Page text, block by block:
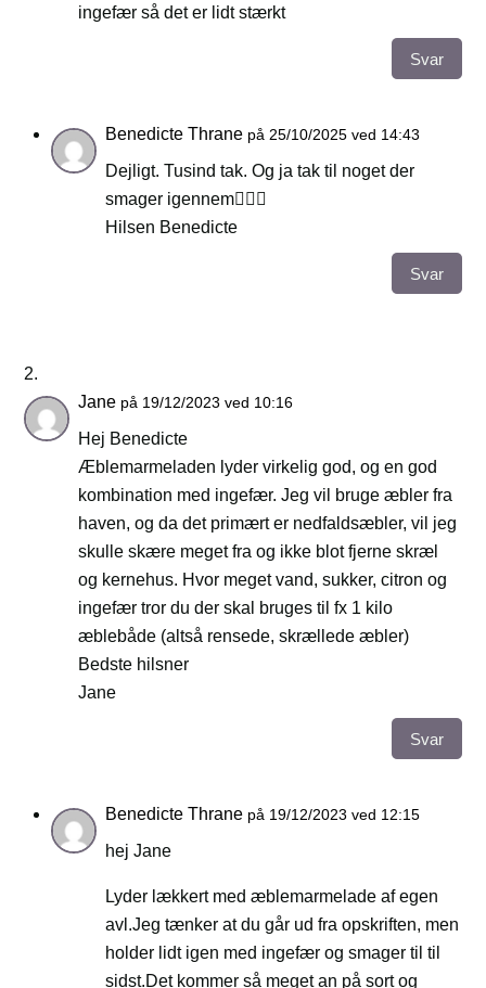
ingefær så det er lidt stærkt
Svar
Benedicte Thrane på 25/10/2025 ved 14:43
Dejligt. Tusind tak. Og ja tak til noget der
smager igennem👍🏻😊
Hilsen Benedicte
Svar
Jane på 19/12/2023 ved 10:16
Hej Benedicte
Æblemarmeladen lyder virkelig god, og en god
kombination med ingefær. Jeg vil bruge æbler fra
haven, og da det primært er nedfaldsæbler, vil jeg
skulle skære meget fra og ikke blot fjerne skræl
og kernehus. Hvor meget vand, sukker, citron og
ingefær tror du der skal bruges til fx 1 kilo
æblebåde (altså rensede, skrællede æbler)
Bedste hilsner
Jane
Svar
Benedicte Thrane på 19/12/2023 ved 12:15
hej Jane
Lyder lækkert med æblemarmelade af egen
avl.Jeg tænker at du går ud fra opskriften, men
holder lidt igen med ingefær og smager til til
sidst.Det kommer så meget an på sort og